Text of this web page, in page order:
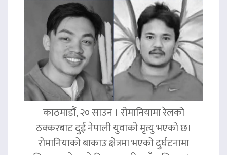
काठमाडौं, २० साउन । रोमानियामा रेलको
ठक्करबाट दुई नेपाली युवाको मृत्यु भएको छ।
रोमानियाको बाकाउ क्षेत्रमा भएको दुर्घटनामा